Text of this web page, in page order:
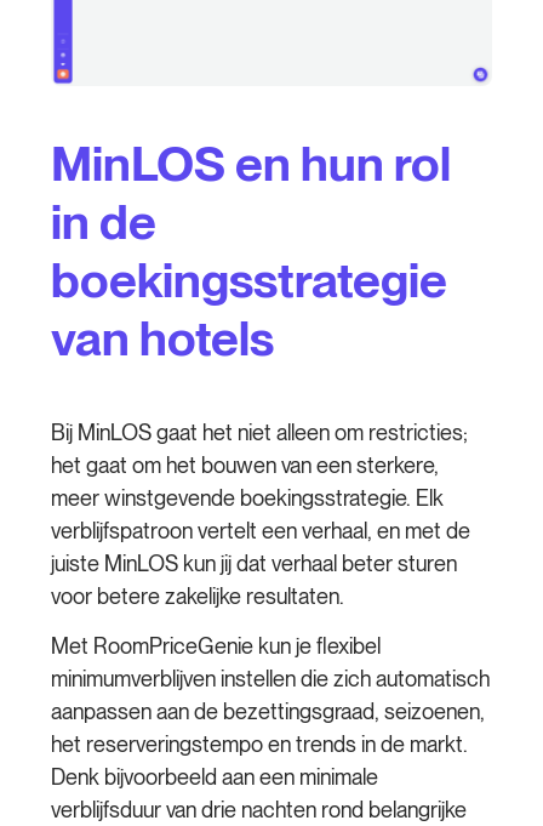
MinLOS en hun rol
in de
boekingsstrategie
van hotels
Bij MinLOS gaat het niet alleen om restricties;
het gaat om het bouwen van een sterkere,
meer winstgevende boekingsstrategie. Elk
verblijfspatroon vertelt een verhaal, en met de
juiste MinLOS kun jij dat verhaal beter sturen
voor betere zakelijke resultaten.
Met RoomPriceGenie kun je flexibel
minimumverblijven instellen die zich automatisch
aanpassen aan de bezettingsgraad, seizoenen,
het reserveringstempo en trends in de markt.
Denk bijvoorbeeld aan een minimale
verblijfsduur van drie nachten rond belangrijke